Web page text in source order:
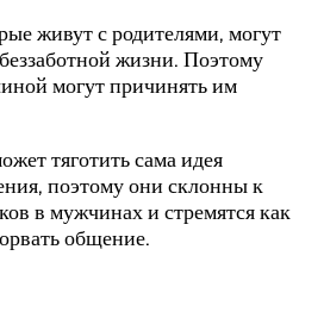
живут с родителями, могут
жизни. Поэтому
могут причинять им
тяготить сама идея
поэтому они склонны к
в мужчинах и стремятся как
общение.